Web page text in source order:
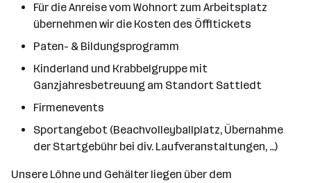
Für die Anreise vom Wohnort zum Arbeitsplatz
übernehmen wir die Kosten des Öffitickets
Paten- & Bildungsprogramm
Kinderland und Krabbelgruppe mit
Ganzjahresbetreuung am Standort Sattledt
Firmenevents
Sportangebot (Beachvolleyballplatz, Übernahme
der Startgebühr bei div. Laufveranstaltungen, …)
Unsere Löhne und Gehälter liegen über dem